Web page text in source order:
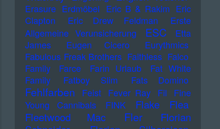
Erasure Erdmöbel Eric B & Rakim Eric
Clapton
Eric Drew Feldman
Erste
Allgemeine Verunsicherung
ESC
Etta
James
Eugen Cicero
Eurythmics
Fabulous Freak Brothers Faithless Falco
Family
Farce Farin Urlaub
Fat White
Family
Fatboy Slim Fats Domino
Fehlfarben Feist Fever Ray Fil
Fine
Young Cannibals
FINK Flake
Flea
Fleetwood Mac
Fler
Florian